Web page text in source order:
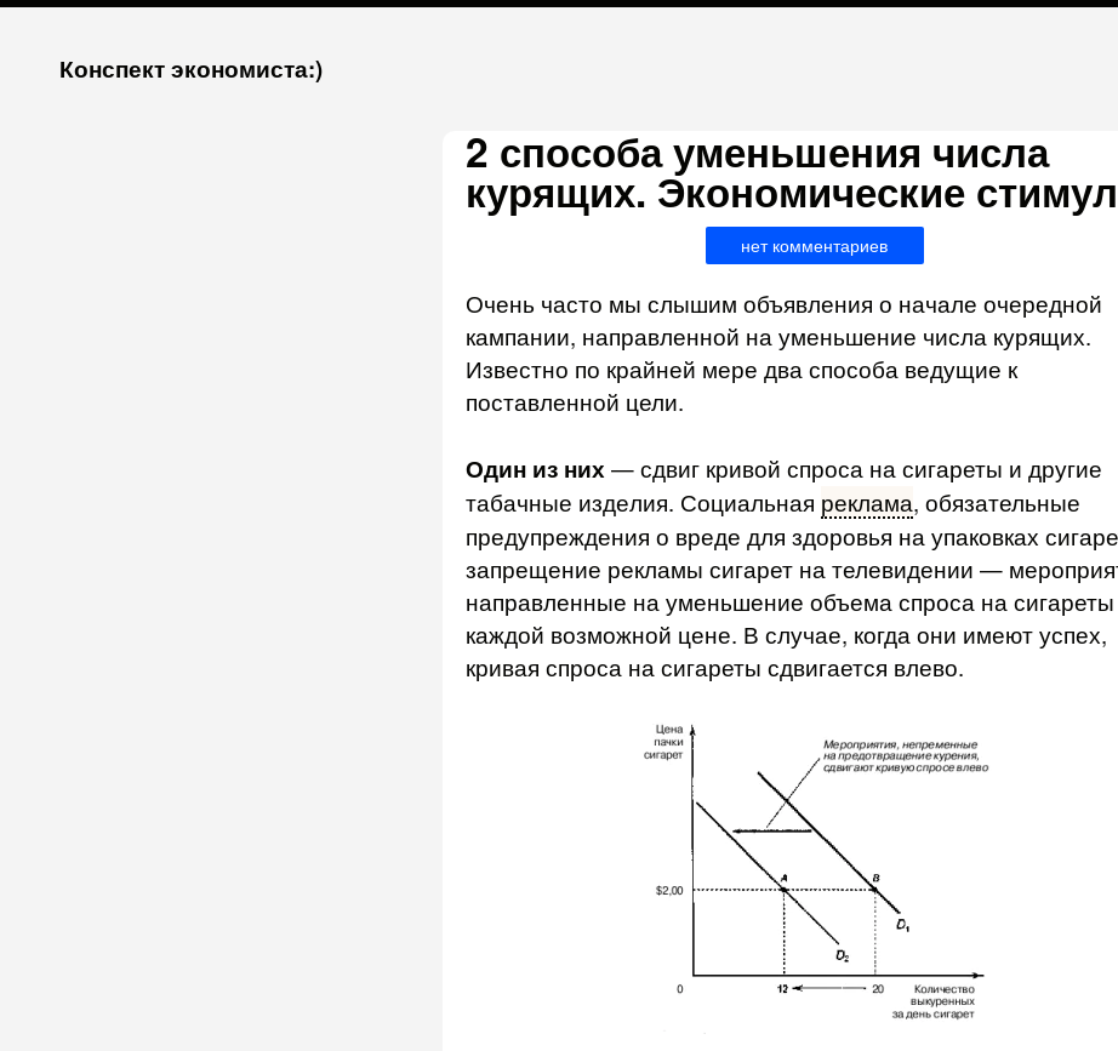
Конспект экономиста:)
2 способа уменьшения числа
курящих. Экономические
нет комментариев
Очень часто мы слышим объявления о начале очередной
кампании, направлен­ной на уменьшение числа курящих.
Известно по крайней мере два способа ведущие к
поставленной цели.
Один из них— сдвиг кривой спроса на сигареты и другие
табачные изде­лия. Социальная реклама, обязательные
предупреждения о вреде для здоровья на упаковках
запрещение рекламы сигарет на телевидении —
направленные на уменьшение объема спроса на
каждой возможной цене. В случае, когда они имеют успех,
кривая спроса на сигареты сдвигается влево.